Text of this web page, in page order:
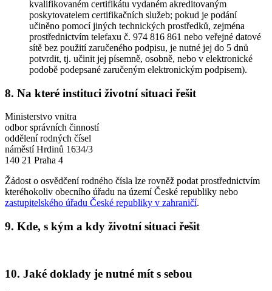
kvalifikovaném certifikátu vydaném akreditovaným
poskytovatelem certifikačních služeb; pokud je podání
učiněno pomocí jiných technických prostředků, zejména
prostřednictvím telefaxu č. 974 816 861 nebo veřejné datové
sítě bez použití zaručeného podpisu, je nutné jej do 5 dnů
potvrdit, tj. učinit jej písemně, osobně, nebo v elektronické
podobě podepsané zaručeným elektronickým podpisem).
8. Na které instituci životní situaci řešit
Ministerstvo vnitra
odbor správních činností
oddělení rodných čísel
náměstí Hrdinů 1634/3
140 21 Praha 4
Žádost o osvědčení rodného čísla lze rovněž podat prostřednictvím
kteréhokoliv obecního úřadu na území České republiky nebo
zastupitelského úřadu České republiky v zahraničí.
9. Kde, s kým a kdy životní situaci řešit
10. Jaké doklady je nutné mít s sebou